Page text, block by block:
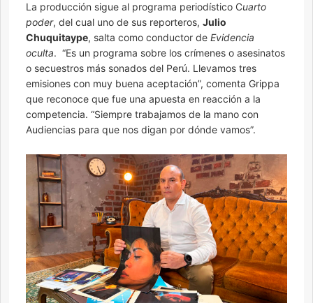
La producción sigue al programa periodístico Cuarto
poder, del cual uno de sus reporteros, Julio
Chuquitaype, salta como conductor de Evidencia
oculta. “Es un programa sobre los crímenes o asesinatos
o secuestros más sonados del Perú. Llevamos tres
emisiones con muy buena aceptación”, comenta Grippa
que reconoce que fue una apuesta en reacción a la
competencia. “Siempre trabajamos de la mano con
Audiencias para que nos digan por dónde vamos”.